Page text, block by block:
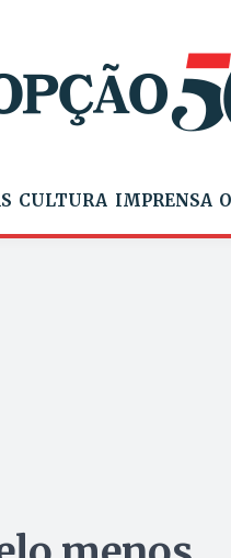
CULTURA IMPRENSA